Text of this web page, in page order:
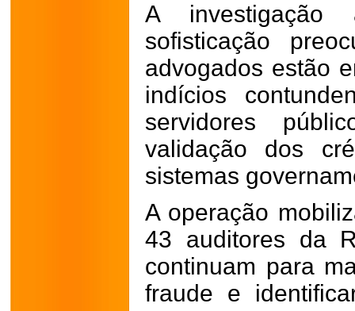
A
sofisticação
advogados estão
indícios
servidores
validação dos
sistemas
A operação
43 auditores da
continuam para
fraude e